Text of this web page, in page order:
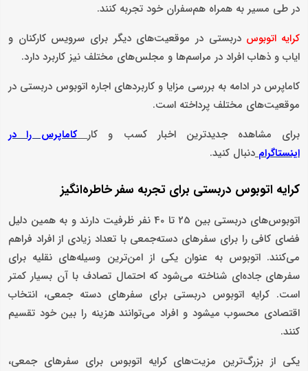
در طی مسیر به همراه هم‌سفران خود تجربه کنند.
کرایه اتوبوس دربستی در موقعیت‌های دیگر برای سرویس کارکنان و
ایاب و ذهاب افراد در مراسم‌ها و مجلس‌های مختلف نیز کاربرد دارد.
کاماپرس در ادامه به بررسی مزایا و کاربردهای اجاره اتوبوس دربستی در
موقعیت‌های مختلف پرداخته است.
برای مشاهده جدیدترین اخبار کسب و کار
کاماپرس را در
اینستاگرام دنبال کنید.
کرایه اتوبوس دربستی برای تجربه سفر خاطره‌انگیز
اتوبوس‌های دربستی بین 25 تا 40 نفر ظرفیت دارند و به همین دلیل
فضای کافی را برای سفرهای دسته‌جمعی با تعداد زیادی از افراد فراهم
می‌کنند. اتوبوس‌ به عنوان یکی از امن‌ترین وسیله‌های نقلیه‌ برای
سفرهای جاده‌ای شناخته می‌شود که احتمال تصادف با آن بسیار کمتر
است. کرایه اتوبوس دربستی برای سفرهای دسته‌ جمعی، انتخاب
اقتصادی محسوب می‎شود و افراد می‌توانند هزینه را بین خود تقسیم
کنند.
یکی از بزرگ‌ترین مزیت‌های کرایه اتوبوس برای سفرهای جمعی،